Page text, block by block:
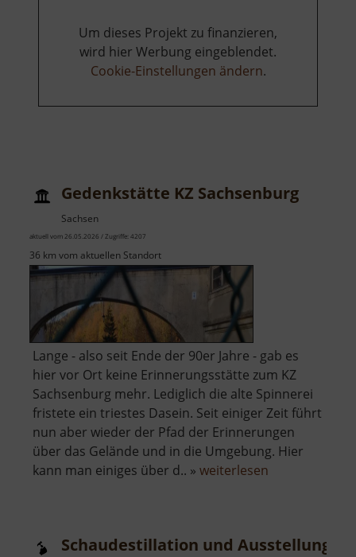
Um dieses Projekt zu finanzieren,
wird hier Werbung eingeblendet.
Cookie-Einstellungen ändern.
Gedenkstätte KZ Sachsenburg
Sachsen
aktuell vom 26.05.2026 / Zugriffe: 4207
36 km vom aktuellen Standort
Lange - also seit Ende der 90er Jahre - gab es
hier vor Ort keine Erinnerungsstätte zum KZ
Sachsenburg mehr. Lediglich die alte Spinnerei
fristete ein triestes Dasein. Seit einiger Zeit führt
nun aber wieder der Pfad der Erinnerungen
über das Gelände und in die Umgebung. Hier
kann man einiges über d.. » weiterlesen
Schaudestillation und Ausstellung